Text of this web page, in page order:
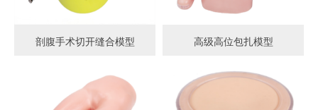
剖腹手术切开缝合模型 高级高位包扎模型